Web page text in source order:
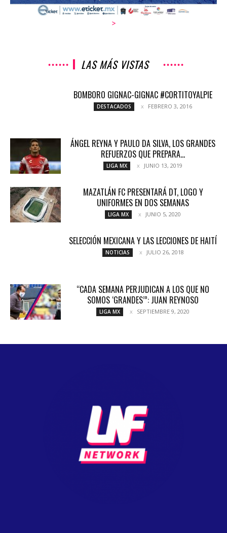
>
LAS MÁS VISTAS
BOMBORO GIGNAC-GIGNAC #CORTITOYALPIE
DESTACADOS FEBRERO 3, 2016
ÁNGEL REYNA Y PAULO DA SILVA, LOS GRANDES
REFUERZOS QUE PREPARA...
LIGA MX JUNIO 13, 2019
MAZATLÁN FC PRESENTARÁ DT, LOGO Y
UNIFORMES EN DOS SEMANAS
LIGA MX JUNIO 5, 2020
SELECCIÓN MEXICANA Y LAS LECCIONES DE HAITÍ
NOTICIAS JULIO 26, 2018
“CADA SEMANA PERJUDICAN A LOS QUE NO
SOMOS ‘GRANDES’”: JUAN REYNOSO
LIGA MX SEPTIEMBRE 9, 2020